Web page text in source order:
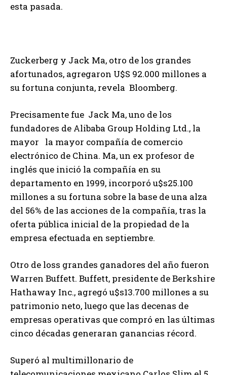
esta pasada.
Zuckerberg y Jack Ma, otro de los grandes
afortunados, agregaron U$S 92.000 millones a
su fortuna conjunta, revela Bloomberg.
Precisamente fue Jack Ma, uno de los
fundadores de Alibaba Group Holding Ltd., la
mayor la mayor compañía de comercio
electrónico de China. Ma, un ex profesor de
inglés que inició la compañía en su
departamento en 1999, incorporó u$s25.100
millones a su fortuna sobre la base de una alza
del 56% de las acciones de la compañía, tras la
oferta pública inicial de la propiedad de la
empresa efectuada en septiembre.
Otro de loss grandes ganadores del año fueron
Warren Buffett. Buffett, presidente de Berkshire
Hathaway Inc., agregó u$s13.700 millones a su
patrimonio neto, luego que las decenas de
empresas operativas que compró en las últimas
cinco décadas generaran ganancias récord.
Superó al multimillonario de